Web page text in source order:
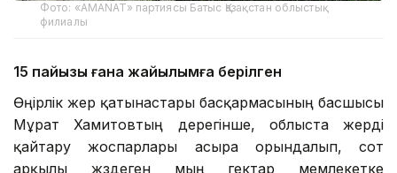
Фото: «AMANAT» партиясы Батыс Қазақстан облыстық
филиалы
15 пайызы ғана жайылымға берілген
Өңірлік жер қатынастары басқармасының басшысы
Мұрат Хамитовтың дерегінше, облыста жерді
қайтару жоспарлары асыра орындалып, сот
арқылы жүздеген мың гектар мемлекетке